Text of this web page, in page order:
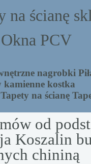
na ścianę
PCV
nagrobki
kostka
na ścianę
od
Koszalin
chininą